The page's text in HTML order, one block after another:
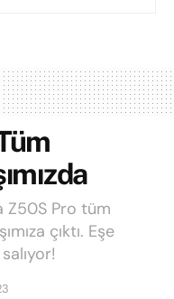
Z50S Pro tüm
çıktı. Eşe